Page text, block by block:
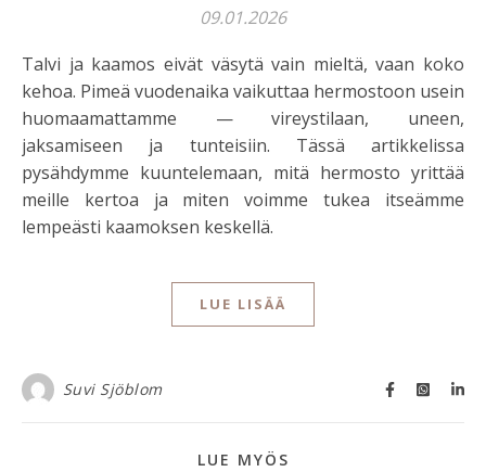
09.01.2026
Talvi ja kaamos eivät väsytä vain mieltä, vaan koko
kehoa. Pimeä vuodenaika vaikuttaa hermostoon usein
huomaamattamme — vireystilaan, uneen,
jaksamiseen ja tunteisiin. Tässä artikkelissa
pysähdymme kuuntelemaan, mitä hermosto yrittää
meille kertoa ja miten voimme tukea itseämme
lempeästi kaamoksen keskellä.
LUE LISÄÄ
Suvi Sjöblom
LUE MYÖS